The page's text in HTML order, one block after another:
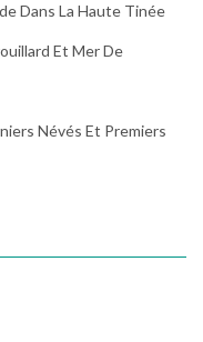
Dans La Haute Tinée
Et Mer De
Névés Et Premiers